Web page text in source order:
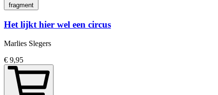
fragment
Het lijkt hier wel een circus
Marlies Slegers
€ 9,95